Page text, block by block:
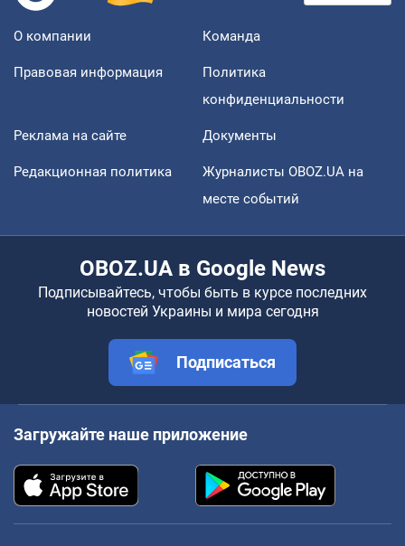
О компании Команда
Правовая информация
Политика
конфиденциальности
Реклама на сайте Документы
Редакционная политика
Журналисты OBOZ.UA на
месте событий
OBOZ.UA в Google News
Подписывайтесь, чтобы быть в курсе последних
новостей Украины и мира сегодня
Подписаться
Загружайте наше приложение